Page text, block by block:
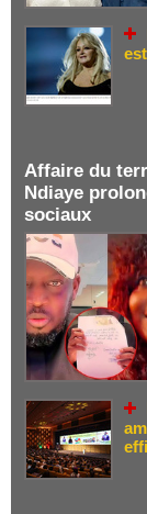
Affaire du
Ndiaye
sociaux